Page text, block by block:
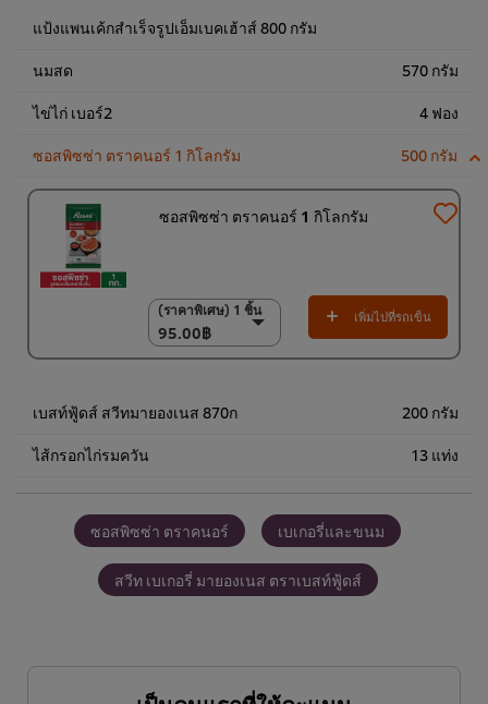
แป้งแพนเค้กสำเร็จรูปเอ็มเบคเฮ้าส์ 800 กรัม
นมสด 570 กรัม
ไข่ไก่ เบอร์2 4 ฟอง
ซอสพิซซ่า ตราคนอร์ 1 กิโลกรัม 500 กรัม
ซอสพิซซ่า ตราคนอร์ 1 กิโลกรัม
(ราคาพิเศษ) 1 ชิ้น
95.00฿
(ราคาพิเศษ) 1 ชิ้น
95.00฿
(ราคาพิเศษ) แพ็ค 9
835.00฿
เพิ่มไปที่รถเข็น
เบสท์ฟู้ดส์ สวีทมายองเนส 870ก 200 กรัม
ไส้กรอกไก่รมควัน 13 แท่ง
ซอสพิซซ่า ตราคนอร์ เบเกอรี่และขนม
สวีท เบเกอรี่ มายองเนส ตราเบสท์ฟู้ดส์